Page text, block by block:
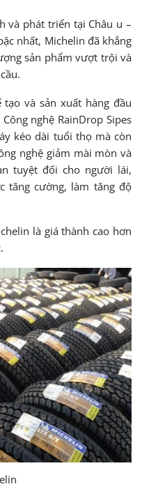
và phát triển tại Châu u –
nhất, Michelin đã khẳng
sản phẩm vượt trội và
và sản xuất hàng đầu
nghệ RainDrop Sipes
kéo dài tuổi thọ mà còn
nghệ giảm mài mòn và
tuyệt đối cho người lái,
tăng cường, làm tăng độ
là giá thành cao hơn